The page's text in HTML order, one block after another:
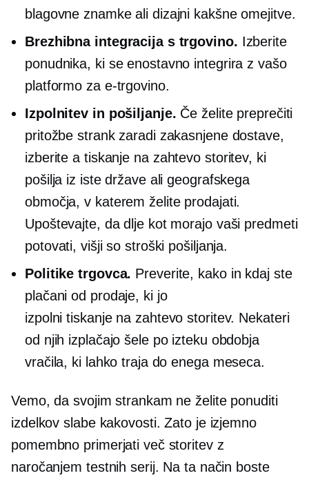
blagovne znamke ali dizajni kakšne omejitve.
Brezhibna integracija s trgovino. Izberite
ponudnika, ki se enostavno integrira z vašo
platformo za e-trgovino.
Izpolnitev in pošiljanje. Če želite preprečiti
pritožbe strank zaradi zakasnjene dostave,
izberite a tiskanje na zahtevo storitev, ki
pošilja iz iste države ali geografskega
območja, v katerem želite prodajati.
Upoštevajte, da dlje kot morajo vaši predmeti
potovati, višji so stroški pošiljanja.
Politike trgovca. Preverite, kako in kdaj ste
plačani od prodaje, ki jo
izpolnitiskanje na zahtevo storitev. Nekateri
od njih izplačajo šele po izteku obdobja
vračila, ki lahko traja do enega meseca.
Vemo, da svojim strankam ne želite ponuditi
izdelkov slabe kakovosti. Zato je izjemno
pomembno primerjati več storitev z
naročanjem testnih serij. Na ta način boste